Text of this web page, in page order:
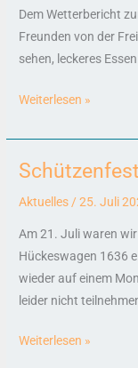
Dem Wetterbericht
Freunden von der
sehen, leckeres
Weiterlesen »
Aktuelles /25. Juli
Am 21. Juli waren
Hückeswagen 1636
wieder auf einem
leider nicht
Schützenfest
Weiterlesen »